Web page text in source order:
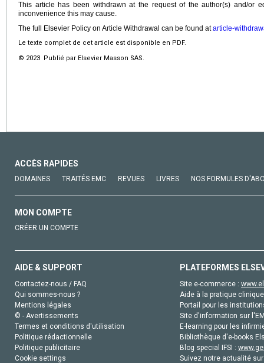
This article has been withdrawn at the request of the author(s) and/or
inconvenience this may cause.
The full Elsevier Policy on Article Withdrawal can be found atarticle-
Le texte complet de cet article est disponible en PDF.
© 2023 Publié par Elsevier Masson SAS.
ACCÈS RAPIDES
DOMAINES TRAITÉS EMC REVUES LIVRES NOS FORMULES
MON COMPTE
CRÉER UN COMPTE
AIDE & SUPPORT
Contactez-nous / FAQ
Qui sommes-nous ?
Mentions légales
© - Avertissements
Termes et conditions d'utilisation
Politique rédactionnelle
Politique publicitaire
Cookie settings
PLATEFORMES
Site e-commerce :
Aide à la pratique
Portail pour les
Site d'information sur
E-learning pour les
Bibliothèque d'e-books
Blog special IFSI :
Suivez notre actualité